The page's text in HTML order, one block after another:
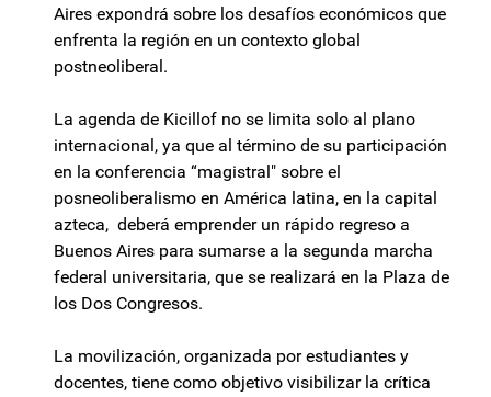
Aires expondrá sobre los desafíos económicos que
enfrenta la región en un contexto global
postneoliberal.
La agenda de Kicillof no se limita solo al plano
internacional, ya que al término de su participación
en la conferencia “magistral" sobre el
posneoliberalismo en América latina, en la capital
azteca, deberá emprender un rápido regreso a
Buenos Aires para sumarse a la segunda marcha
federal universitaria, que se realizará en la Plaza de
los Dos Congresos.
La movilización, organizada por estudiantes y
docentes, tiene como objetivo visibilizar la crítica